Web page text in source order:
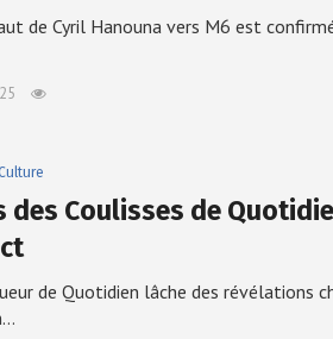
de Cyril Hanouna vers M6 est
des Coulisses de
de Quotidien lâche des révélations